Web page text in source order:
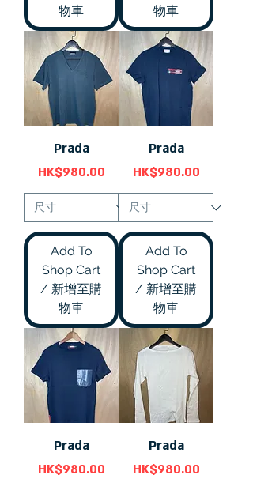
物車
物車
Prada
價格
HK$980.00
Add To
Shop Cart
/ 新增至購
物車
Prada
價格
HK$980.00
Add To
Shop Cart
/ 新增至購
物車
Prada
價格
HK$980.00
Prada
價格
HK$980.00